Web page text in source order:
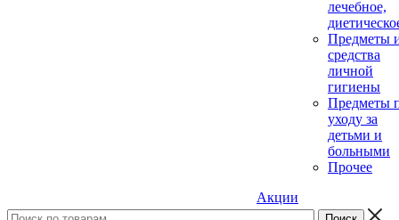
лечебное,
Предметы
средства
личной
гигиены
Предметы
уходу за
детьми и
больными
Прочее
Акции